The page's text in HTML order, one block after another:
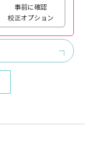
事前に確認
校正オプション